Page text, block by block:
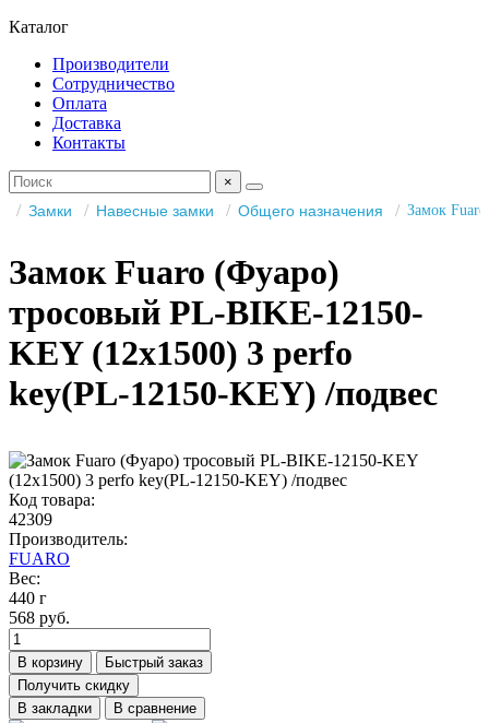
Каталог
Производители
Сотрудничество
Оплата
Доставка
Контакты
×
Замки Навесные замки Общего назначения Замок
Замок Fuaro (Фуаро)
тросовый PL-BIKE-12150-
KEY (12х1500) 3 perfo
key(PL-12150-KEY) /подвес
Код товара:
42309
Производитель:
FUARO
Вес:
440 г
568 руб.
В корзину
Быстрый заказ
Получить скидку
В закладки
В сравнение